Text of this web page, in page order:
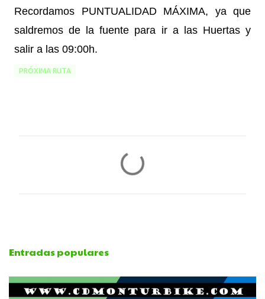
Recordamos PUNTUALIDAD MÁXIMA, ya que
saldremos de la fuente para ir a las Huertas y
salir a las 09:00h.
PRÓXIMA RUTA
t
Entradas populares